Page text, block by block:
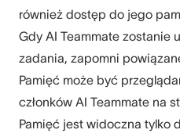
również dostęp do jego
Gdy AI Teammate zostanie
zadania, zapomni
Pamięć może być
członków AI Teammate na
Pamięć jest widoczna tylko